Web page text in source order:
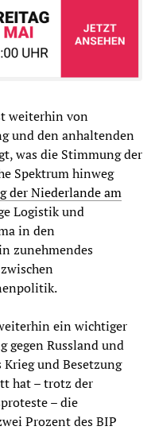
weiterhin von
und den anhaltenden
was die Stimmung der
Spektrum hinweg
der Niederlande am
Logistik und
in den
zunehmendes
ein wichtiger
gegen Russland und
und Besetzung
hat – trotz der
– die
Prozent des BIP